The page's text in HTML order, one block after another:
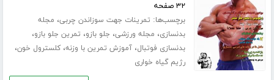
۳۲ صفحه
برچسب‌ها: تمرینات جهت سوزاندن چربی، مجله
بدنسازی، مجله ورزشی، جلو بازو، تمرین جلو بازو،
بدنسازی فوتبال،آموزش تمرین با وزنه،کلسترول خون،
رژیم گیاه خواری